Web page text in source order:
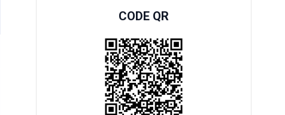
CODE QR